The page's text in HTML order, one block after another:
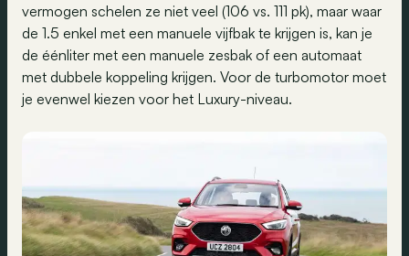
vermogen schelen ze niet veel (106 vs. 111 pk), maar waar
de 1.5 enkel met een manuele vijfbak te krijgen is, kan je
de éénliter met een manuele zesbak of een automaat
met dubbele koppeling krijgen. Voor de turbomotor moet
je evenwel kiezen voor het Luxury-niveau.